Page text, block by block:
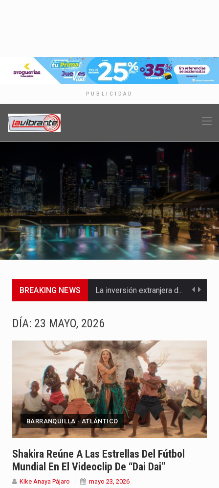
PUBLICIDAD
BREAKING NEWS La inversión extranjera directa en Colombia comenzó a dar señales…
A pocas horas del cambio de gobierno, el equipo de…
La Alcaldía de Barranquilla puso en marcha un amplio plan…
Si eres un trader que prefiere lidiar con condiciones de…
Saber cómo borrar el historial de operaciones en MT4 es…
DÍA: 23 MAYO, 2026
BARRANQUILLA - ATLÁNTICO
Shakira Reúne A Las Estrellas Del Fútbol
Mundial En El Videoclip De “Dai Dai”
Kike Anaya Pájaro mayo 23, 2026